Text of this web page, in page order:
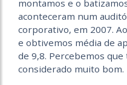
montamos e o
aconteceram num
corporativo, em 2007.
e obtivemos média de
de 9,8. Percebemos
considerado muito bom.